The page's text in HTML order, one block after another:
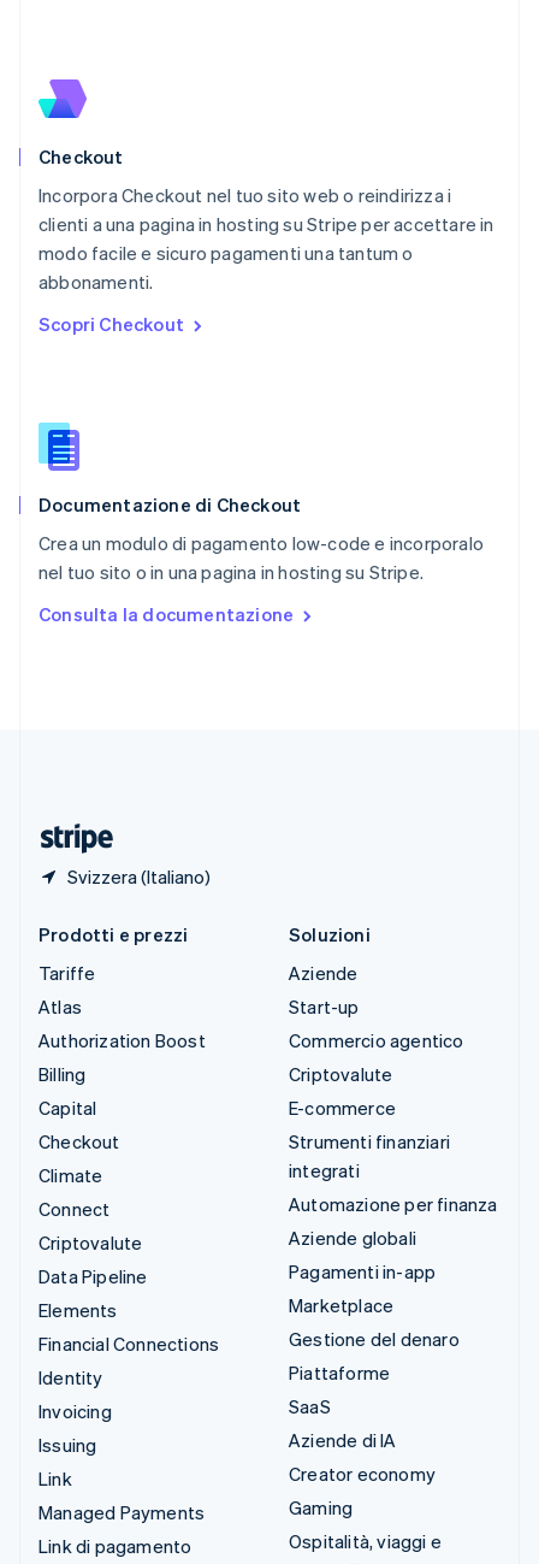
Checkout
Incorpora Checkout nel tuo sito web o reindirizza i
clienti a una pagina in hosting su Stripe per accettare in
modo facile e sicuro pagamenti una tantum o
abbonamenti.
Scopri Checkout
Documentazione di Checkout
Crea un modulo di pagamento low-code e incorporalo
nel tuo sito o in una pagina in hosting su Stripe.
Consulta la documentazione
Svizzera (Italiano)
Nederlands
Polonia
Portogallo
RAS di Hong Kong, Cina
English简体中文
Regno Unito
English
English
English
Slovacchia
Slovenia
Spagna
EspañolEnglish
English Español简体中文
Prodotti e prezzi
Tariffe
Atlas
Authorization Boost
Billing
Capital
Checkout
Climate
Connect
Criptovalute
Data Pipeline
Elements
Financial Connections
Identity
Invoicing
Issuing
Link
Managed Payments
Link di pagamento
Soluzioni
Aziende
Start-up
Commercio agentico
Criptovalute
E-commerce
Strumenti finanziari
integrati
Automazione per finanza
Aziende globali
Pagamenti in-app
Marketplace
Gestione del denaro
Piattaforme
SaaS
Aziende di IA
Creator economy
Gaming
Ospitalità, viaggi e